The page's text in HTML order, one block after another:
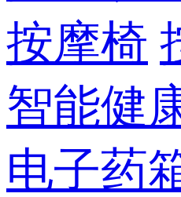
按摩椅
智能健
电子药